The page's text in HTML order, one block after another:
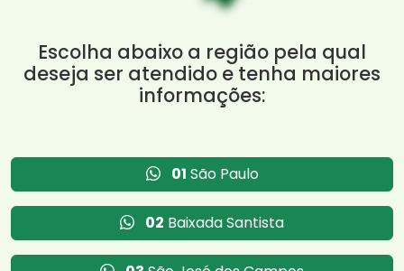
Escolha abaixo a região pela qual
deseja ser atendido e tenha maiores
informações:
01 São Paulo
02 Baixada Santista